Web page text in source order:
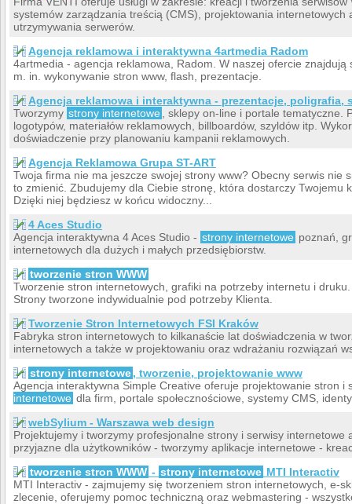
systemów zarządzania treścią (CMS), projektowania internetowych
utrzymywania serwerów.
Agencja reklamowa i interaktywna 4artmedia Radom
4artmedia - agencja reklamowa, Radom. W naszej ofercie
m. in. wykonywanie stron www, flash, prezentacje.
Agencja reklamowa i interaktywna - prezentacje, poligrafia,
Tworzymy strony internetowe
, sklepy on-line i portale
logotypów, materiałów reklamowych, billboardów, szyldów itp.
doświadczenie przy planowaniu kampanii reklamowych.
Agencja Reklamowa Grupa ST-ART
Twoja firma nie ma jeszcze swojej strony www? Obecny serwis nie
to zmienić. Zbudujemy dla Ciebie stronę, która dostarczy Twojemu
Dzięki niej będziesz w końcu widoczny...
4 Aces Studio
Agencja interaktywna 4 Aces Studio - strony internetowe poznań,
internetowych dla dużych i małych przedsiębiorstw.
tworzenie stron WWW
Tworzenie stron internetowych, grafiki na potrzeby internetu i
Strony tworzone indywidualnie pod potrzeby Klienta.
Tworzenie Stron Internetowych FSI Kraków
Fabryka stron internetowych to kilkanaście lat doświadczenia w
internetowych a także w projektowaniu oraz wdrażaniu rozwiązań
strony internetowe, tworzenie, projektowanie www
Agencja interaktywna Simple Creative oferuje projektowanie stron i
internetowe dla firm, portale społecznościowe, systemy CMS,
webSylium - Warszawa web design
Projektujemy i tworzymy profesjonalne strony i serwisy internetowe
przyjazne dla użytkowników - tworzymy aplikacje internetowe -
tworzenie stron WWW - strony internetowe MTI Interactiv
MTI Interactiv - zajmujemy się tworzeniem stron internetowych, e-
zlecenie, oferujemy pomoc techniczną oraz webmastering -